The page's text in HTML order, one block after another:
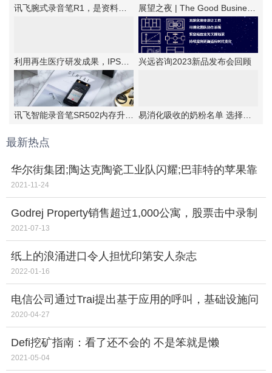
兴远咨询2023新品发布会回顾
最新热点
华尔街集团;陶达克陶瓷工业队闪耀;巴菲特的苹果靠
近1万亿美元的MarketCap
2021-11-24
Godrej Property销售超过1,000公寓，股票击中录制
2021-07-13
纸上的浪涌进口令人担忧印第安人杂志
2022-01-16
电信公司通过Trai提出基于应用的呼叫，基础设施问
题
2020-04-27
Defi挖矿指南：看了还不会的 不是笨就是懒
2021-05-04